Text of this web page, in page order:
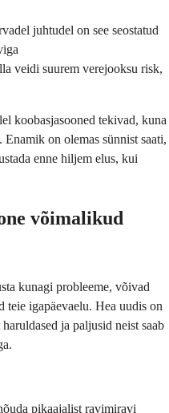
juhtudel on see seostatud
veidi suurem verejooksu risk,
koobasjasooned tekivad, kuna
on olemas sünnist saati,
enne hiljem elus, kui
võimalikud
kunagi probleeme, võivad
teie igapäevaelu. Hea uudis on
ja paljusid neist saab
pikaajalist ravimiravi